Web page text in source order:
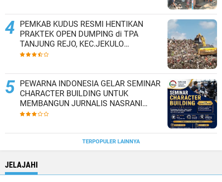
PEMKAB KUDUS RESMI HENTIKAN
PRAKTEK OPEN DUMPING di TPA
TANJUNG REJO, KEC.JEKULO
KAB.KUDUS,BERLAKUKAN SISTEM
PEWARNA INDONESIA GELAR SEMINAR
CHARACTER BUILDING UNTUK
MEMBANGUN JURNALIS NASRANI
BERINTEGRITAS DAN BERDAMPAK*
TERPOPULER LAINNYA
JELAJAHI